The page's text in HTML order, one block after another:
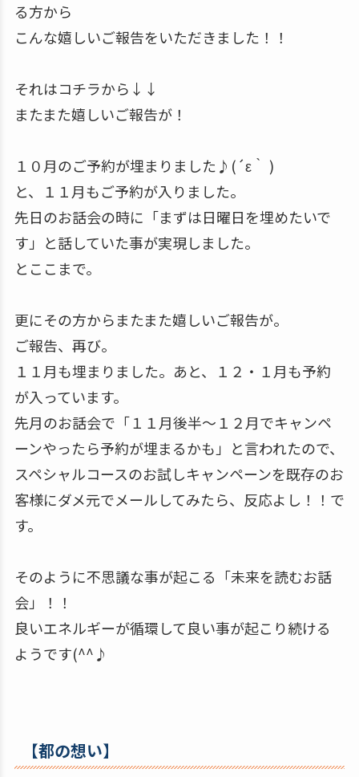
る方から
こんな嬉しいご報告をいただきました！！
それはコチラから↓↓
またまた嬉しいご報告が！
１０月のご予約が埋まりました♪(´ε｀ )
と、１１月もご予約が入りました。
先日のお話会の時に「まずは日曜日を埋めたいで
す」と話していた事が実現しました。
とここまで。
更にその方からまたまた嬉しいご報告が。
ご報告、再び。
１１月も埋まりました。あと、１２・１月も予約
が入っています。
先月のお話会で「１１月後半〜１２月でキャンペ
ーンやったら予約が埋まるかも」と言われたので、
スペシャルコースのお試しキャンペーンを既存のお
客様にダメ元でメールしてみたら、反応よし！！で
す。
そのように不思議な事が起こる「未来を読むお話
会」！！
良いエネルギーが循環して良い事が起こり続ける
ようです(^^♪
【都の想い】